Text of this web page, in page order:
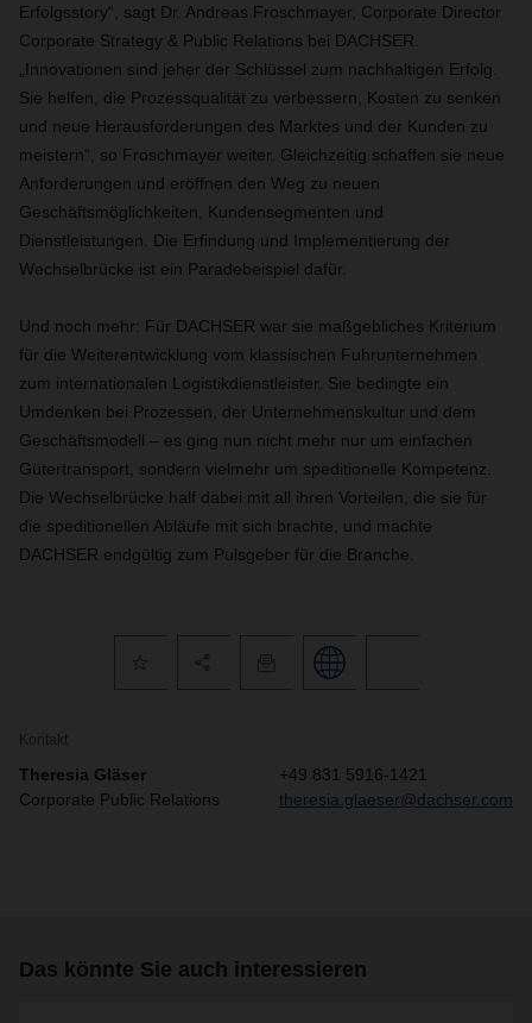
Erfolgsstory“, sagt Dr. Andreas Froschmayer, Corporate Director
Corporate Strategy & Public Relations bei DACHSER.
„Innovationen sind jeher der Schlüssel zum nachhaltigen Erfolg.
Sie helfen, die Prozessqualität zu verbessern, Kosten zu senken
und neue Herausforderungen des Marktes und der Kunden zu
meistern“, so Froschmayer weiter. Gleichzeitig schaffen sie neue
Anforderungen und eröffnen den Weg zu neuen
Geschäftsmöglichkeiten, Kundensegmenten und
Dienstleistungen. Die Erfindung und Implementierung der
Wechselbrücke ist ein Paradebeispiel dafür.
Und noch mehr: Für DACHSER war sie maßgebliches Kriterium
für die Weiterentwicklung vom klassischen Fuhrunternehmen
zum internationalen Logistikdienstleister. Sie bedingte ein
Umdenken bei Prozessen, der Unternehmenskultur und dem
Geschäftsmodell – es ging nun nicht mehr nur um einfachen
Gütertransport, sondern vielmehr um speditionelle Kompetenz.
Die Wechselbrücke half dabei mit all ihren Vorteilen, die sie für
die speditionellen Abläufe mit sich brachte, und machte
DACHSER endgültig zum Pulsgeber für die Branche.
Kontakt
Theresia Gläser
Corporate Public Relations
+49 831 5916-1421
theresia.glaeser@dachser.com
Das könnte Sie auch interessieren